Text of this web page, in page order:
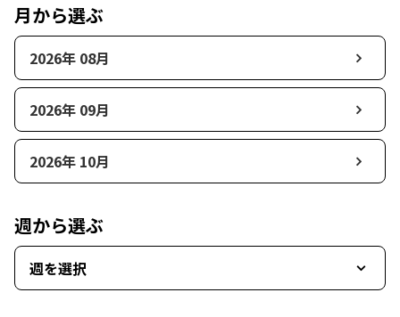
月から選ぶ
2026年 08月
2026年 09月
2026年 10月
週から選ぶ
週を選択